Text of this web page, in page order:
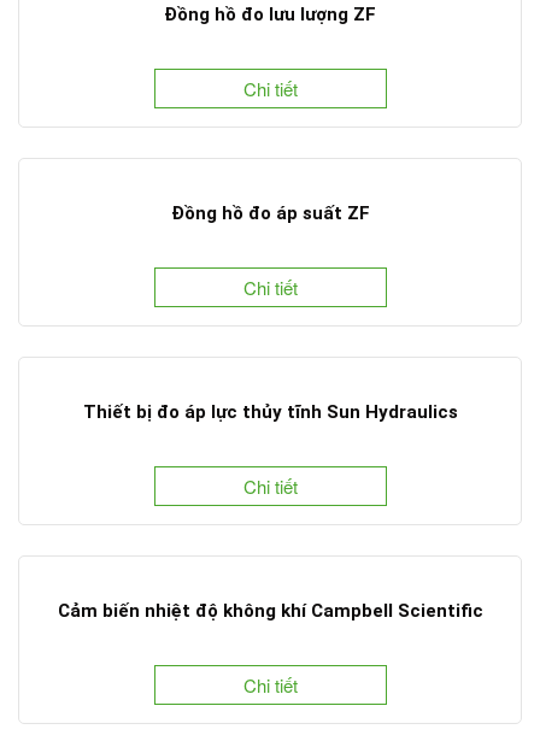
Đồng hồ đo lưu lượng ZF
Chi tiết
Đồng hồ đo áp suất ZF
Chi tiết
Thiết bị đo áp lực thủy tĩnh Sun Hydraulics
Chi tiết
Cảm biến nhiệt độ không khí Campbell Scientific
Chi tiết